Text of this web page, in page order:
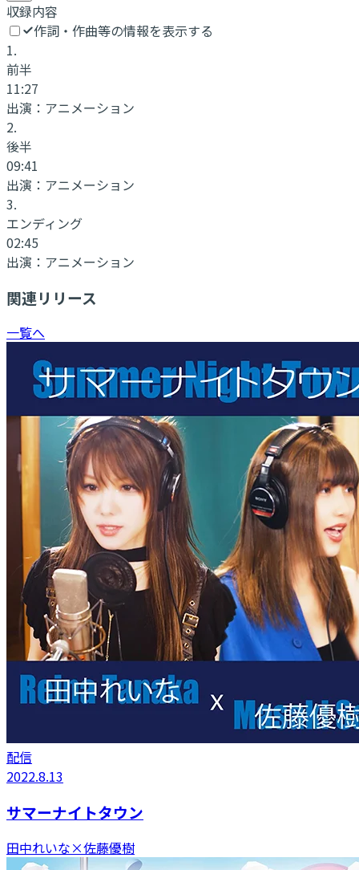
収録内容
作詞・作曲等の情報を表示する
1.
前半
11:27
出演： アニメーション
2.
後半
09:41
出演： アニメーション
3.
エンディング
02:45
出演： アニメーション
関連リリース
一覧へ
配信
2022.8.13
サマーナイトタウン
田中れいな×佐藤優樹